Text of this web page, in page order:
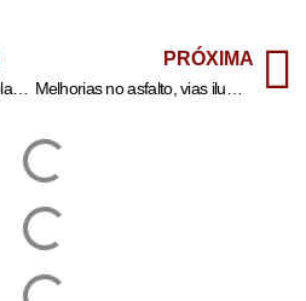
Polícia e MP desmontam plano do PCC para executar promotor de Campinas
PRÓXIMA